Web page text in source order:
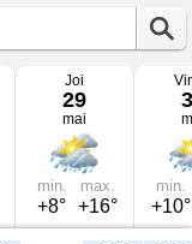
Joi
29
mai
min.
+8°
max.
+16°
min.
+10°